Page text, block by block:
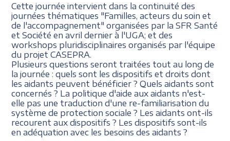
Cette journée intervient dans la continuité des
journées thématiques "Familles, acteurs du soin et
de l'accompagnement" organisées par la SFR Santé
et Société en avril dernier à l'UGA; et des
workshops pluridisciplinaires organisés par l'équipe
du projet CASEPRA.
Plusieurs questions seront traitées tout au long de
la journée : quels sont les dispositifs et droits dont
les aidants peuvent bénéficier ? Quels aidants sont
concernés ? La politique d'aide aux aidants n'est-
elle pas une traduction d'une re-familiarisation du
système de protection sociale ? Les aidants ont-ils
recourent aux dispositifs ? Les dispositifs sont-ils
en adéquation avec les besoins des aidants ?